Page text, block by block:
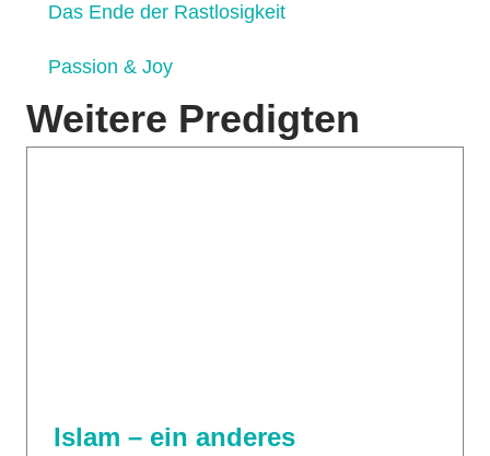
Das Ende der Rastlosigkeit
Passion & Joy
Weitere Predigten
Islam – ein anderes